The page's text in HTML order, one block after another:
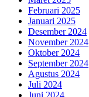
Februari 2025
Januari 2025
Desember 2024
November 2024
Oktober 2024
September 2024
Agustus 2024
Juli 2024
Juni 2024